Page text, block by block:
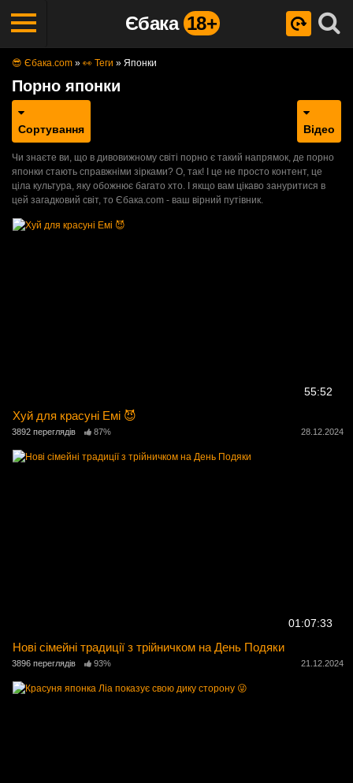
Єбака 18+
😎 Єбака.com » 👀 Теги » Японки
Порно японки
Сортування Відео
Чи знаєте ви, що в дивовижному світі порно є такий напрямок, де порно
японки стають справжніми зірками? О, так! І це не просто контент, це
ціла культура, яку обожнює багато хто. І якщо вам цікаво зануритися в
цей загадковий світ, то Єбака.com - ваш вірний путівник.
55:52
Хуй для красуні Емі 😈
3892 переглядів 87% 28.12.2024
01:07:33
Нові сімейні традиції з трійничком на День Подяки
3896 переглядів 93% 21.12.2024